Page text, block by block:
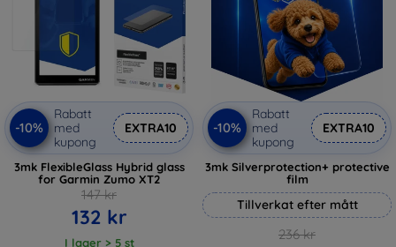
-10%
Rabatt
med
kupong
EXTRA10
3mk FlexibleGlass Hybrid glass
for Garmin Zumo XT2
147 kr
132 kr
I lager > 5 st
-10%
Rabatt
med
kupong
EXTRA10
3mk Silverprotection+ protective
film
Tillverkat efter mått
236 kr